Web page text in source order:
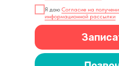
Я даю Согласие на
информационной рассылки